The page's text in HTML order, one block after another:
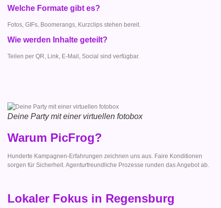
Welche Formate gibt es?
Fotos, GIFs, Boomerangs, Kurzclips stehen bereit.
Wie werden Inhalte geteilt?
Teilen per QR, Link, E-Mail, Social sind verfügbar.
Deine Party mit einer virtuellen fotobox
Warum PicFrog?
Hunderte Kampagnen-Erfahrungen zeichnen uns aus. Faire Konditionen
sorgen für Sicherheit. Agenturfreundliche Prozesse runden das Angebot ab.
Lokaler Fokus in Regensburg